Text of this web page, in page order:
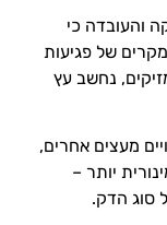
והעובדה כי
של פגיעות
נחשב עץ
מעצים אחרים,
יותר –
סוג הדק.